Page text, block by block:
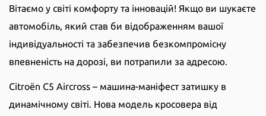
Вітаємо у світі комфорту та інновацій! Якщо ви шукаєте
автомобіль, який став би відображенням вашої
індивідуальності та забезпечив безкомпромісну
впевненість на дорозі, ви потрапили за адресою.
Citroën C5 Aircross – машина-маніфест затишку в
динамічному світі. Нова модель кросовера від